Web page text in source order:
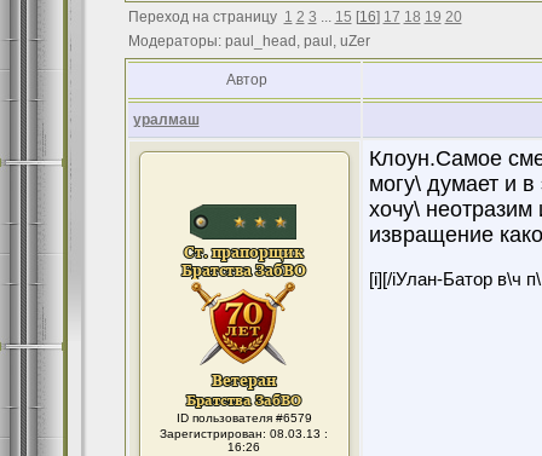
Переход на страницу 1 2 3 ... 15 [16] 17 18 19 20
Модераторы: paul_head, paul, uZer
Автор
уралмаш
ID пользователя #6579
Зарегистрирован: 08.03.13 :
16:26
Клоун.Самое
могу\ думает и
хочу\ неотразим
извращение
[i][/iУлан-Батор в\ч